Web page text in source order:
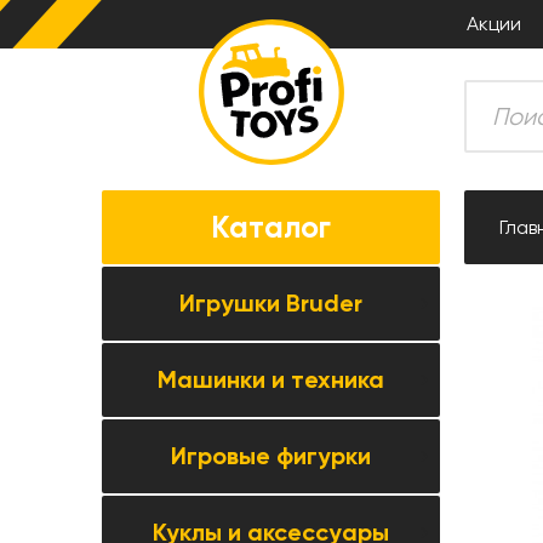
Акции
Каталог
Игрушки Bruder
Все товары категории →
Комбайны
Тракторы
Прицепная техника
Машинки и техника
Все товары категории →
Коллекционные модели
Игровые фигурки
Все товары категории →
Куклы и аксессуары